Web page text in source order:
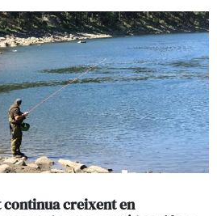
continua creixent en